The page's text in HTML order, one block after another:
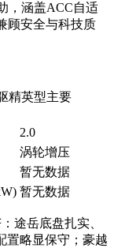
，涵盖ACC自适
顾安全与科技质
精英型主要
2.0
涡轮增压
暂无数据
暂无数据
途岳底盘扎实、
置略显保守；豪越